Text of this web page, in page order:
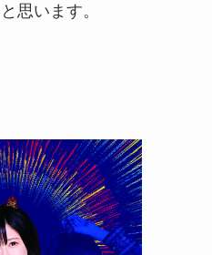
思います。